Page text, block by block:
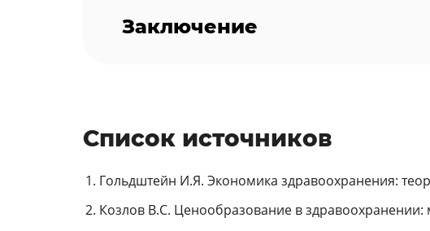
Заключение
Список источников
Гольдштейн И.Я. Экономика здравоохранения:
Козлов В.С. Ценообразование в здравоохранении: